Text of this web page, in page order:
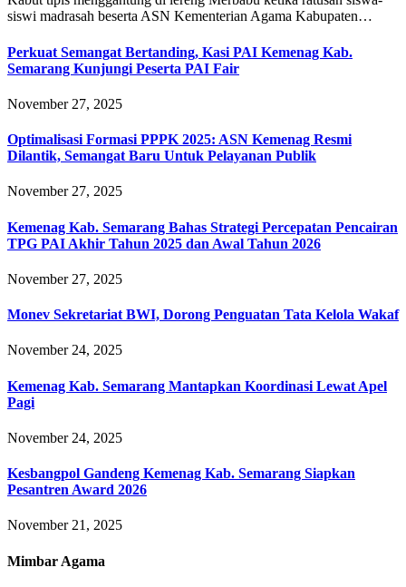
siswi madrasah beserta ASN Kementerian Agama Kabupaten…
Perkuat Semangat Bertanding, Kasi PAI Kemenag Kab.
Semarang Kunjungi Peserta PAI Fair
November 27, 2025
Optimalisasi Formasi PPPK 2025: ASN Kemenag Resmi
Dilantik, Semangat Baru Untuk Pelayanan Publik
November 27, 2025
Kemenag Kab. Semarang Bahas Strategi Percepatan Pencairan
TPG PAI Akhir Tahun 2025 dan Awal Tahun 2026
November 27, 2025
Monev Sekretariat BWI, Dorong Penguatan Tata Kelola Wakaf
November 24, 2025
Kemenag Kab. Semarang Mantapkan Koordinasi Lewat Apel
Pagi
November 24, 2025
Kesbangpol Gandeng Kemenag Kab. Semarang Siapkan
Pesantren Award 2026
November 21, 2025
Mimbar Agama